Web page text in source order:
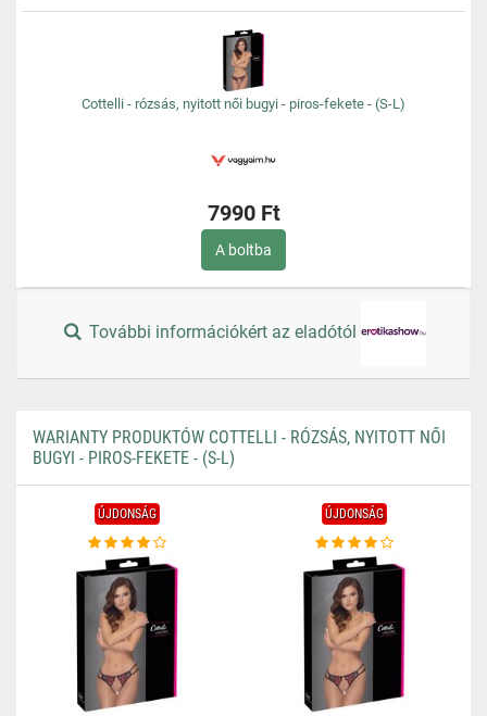
Cottelli - rózsás, nyitott női bugyi - piros-fekete - (S-L)
7990 Ft
A boltba
További információkért az eladótól
WARIANTY PRODUKTÓW COTTELLI - RÓZSÁS, NYITOTT NŐI
BUGYI - PIROS-FEKETE - (S-L)
ÚJDONSÁG ÚJDONSÁG